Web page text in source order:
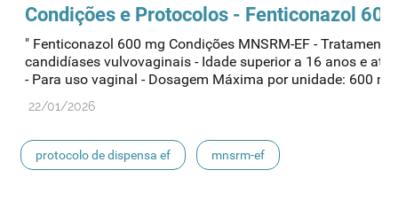
Condições e Protocolos - Fenticonazol
" Fenticonazol 600 mg Condições MNSRM-EF - Tratamento
candidíases vulvovaginais - Idade superior a 16 anos e até
- Para uso vaginal - Dosagem Máxima por unidade: 600 mg
22/01/2026
protocolo de dispensa ef mnsrm-ef